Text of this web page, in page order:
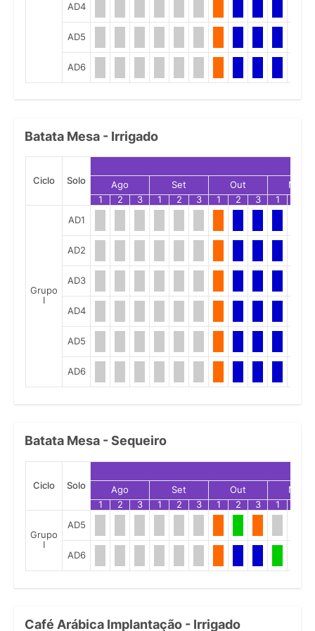
AD4
AD5
AD6
Batata Mesa - Irrigado
Ciclo Solo Ago Set Out
Nov
1
2 3 1 2 3 1 2 3 1
Grupo
I
AD1
AD2
AD3
AD4
AD5
AD6
Batata Mesa - Sequeiro
Ciclo Solo Ago Set Out
Nov
1
2 3 1 2 3 1 2 3 1
Grupo
I
AD5
AD6
Café Arábica Implantação - Irrigado